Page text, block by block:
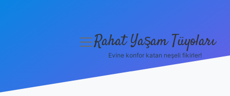
menüyü
Rahat Yaşam Tüyoları
Evine konfor katan neşeli fikirler!